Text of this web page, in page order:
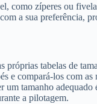
como zíperes ou
a sua preferência,
próprias tabelas de
e compará-los com as
um tamanho adequado
a pilotagem.